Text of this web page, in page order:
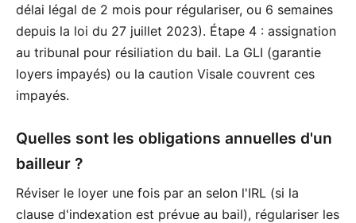
délai légal de 2 mois pour régulariser, ou 6 semaines
depuis la loi du 27 juillet 2023). Étape 4 : assignation
au tribunal pour résiliation du bail. La GLI (garantie
loyers impayés) ou la caution Visale couvrent ces
impayés.
Quelles sont les obligations annuelles d'un
bailleur ?
Réviser le loyer une fois par an selon l'IRL (si la
clause d'indexation est prévue au bail), régulariser les